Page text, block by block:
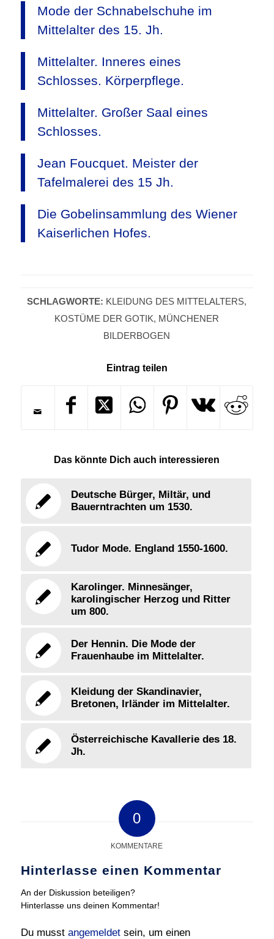
Mode der Schnabelschuhe im
Mittelalter des 15. Jh.
Mittelalter. Inneres eines
Schlosses. Körperpflege.
Mittelalter. Großer Saal eines
Schlosses.
Jean Foucquet. Meister der
Tafelmalerei des 15 Jh.
Die Gobelinsammlung des Wiener
Kaiserlichen Hofes.
SCHLAGWORTE: KLEIDUNG DES MITTELALTERS,
KOSTÜME DER GOTIK, MÜNCHENER
BILDERBOGEN
Eintrag teilen
Das könnte Dich auch interessieren
Deutsche Bürger, Miltär, und
Bauerntrachten um 1530.
Tudor Mode. England 1550-1600.
Karolinger. Minnesänger,
karolingischer Herzog und Ritter
um 800.
Der Hennin. Die Mode der
Frauenhaube im Mittelalter.
Kleidung der Skandinavier,
Bretonen, Irländer im Mittelalter.
Österreichische Kavallerie des 18.
Jh.
0
KOMMENTARE
Hinterlasse einen Kommentar
An der Diskussion beteiligen?
Hinterlasse uns deinen Kommentar!
Du musst angemeldetsein, um einen